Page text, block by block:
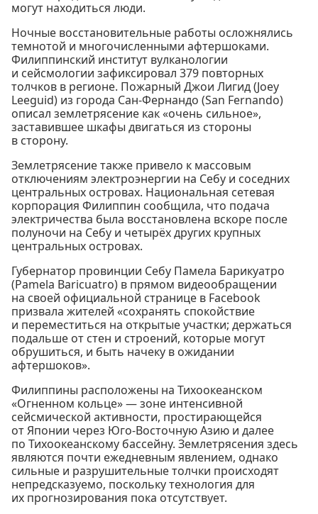
могут находиться люди.
Ночные восстановительные работы осложнялись
темнотой и многочисленными афтершоками.
Филиппинский институт вулканологии
и сейсмологии зафиксировал 379 повторных
толчков в регионе. Пожарный Джои Лигид (Joey
Leeguid) из города Сан-Фернандо (San Fernando)
описал землетрясение как «очень сильное»,
заставившее шкафы двигаться из стороны
в сторону.
Землетрясение также привело к массовым
отключениям электроэнергии на Себу и соседних
центральных островах. Национальная сетевая
корпорация Филиппин сообщила, что подача
электричества была восстановлена вскоре после
полуночи на Себу и четырёх других крупных
центральных островах.
Губернатор провинции Себу Памела Барикуатро
(Pamela Baricuatro) в прямом видеообращении
на своей официальной странице в Facebook
призвала жителей «сохранять спокойствие
и переместиться на открытые участки; держаться
подальше от стен и строений, которые могут
обрушиться, и быть начеку в ожидании
афтершоков».
Филиппины расположены на Тихоокеанском
«Огненном кольце» — зоне интенсивной
сейсмической активности, простирающейся
от Японии через Юго-Восточную Азию и далее
по Тихоокеанскому бассейну. Землетрясения здесь
являются почти ежедневным явлением, однако
сильные и разрушительные толчки происходят
непредсказуемо, поскольку технология для
их прогнозирования пока отсутствует.